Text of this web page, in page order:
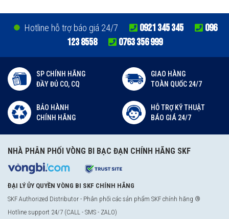
Hotline hỗ trợ báo giá 24/7 0921 345 345
096
123 8558
0763 356 999
SP CHÍNH HÃNG
ĐẦY ĐỦ CO, CQ
GIAO HÀNG
TOÀN QUỐC 24/7
BẢO HÀNH
CHÍNH HÃNG
HỖ TRỢ KỸ THUẬT
BÁO GIÁ 24/7
NHÀ PHÂN PHỐI VÒNG BI BẠC ĐẠN CHÍNH HÃNG SKF
ĐẠI LÝ ỦY QUYỀN VÒNG BI SKF CHÍNH HÃNG
SKF Authorized Distributor - Phân phối các sản phẩm SKF chính hãng ®
Hotline support 24/7 (CALL - SMS - ZALO)